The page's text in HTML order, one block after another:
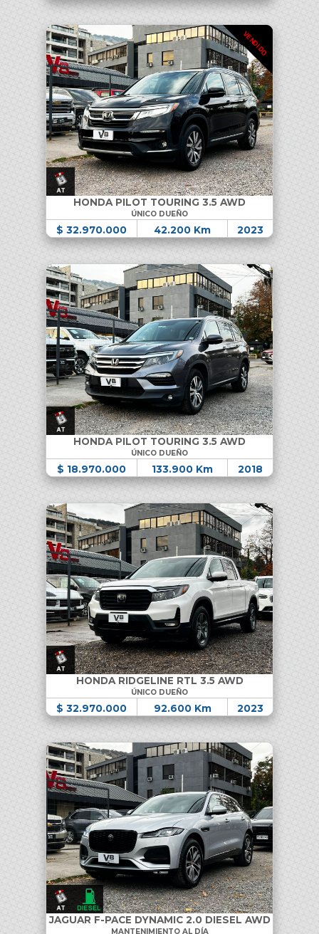
VENDIDO
HONDA PILOT TOURING 3.5 AWD
ÚNICO DUEÑO
$ 32.970.000 42.200 Km 2023
HONDA PILOT TOURING 3.5 AWD
ÚNICO DUEÑO
$ 18.970.000 133.900 Km 2018
HONDA RIDGELINE RTL 3.5 AWD
ÚNICO DUEÑO
$ 32.970.000 92.600 Km 2023
JAGUAR F-PACE DYNAMIC 2.0 DIESEL AWD
MANTENIMIENTO AL DÍA